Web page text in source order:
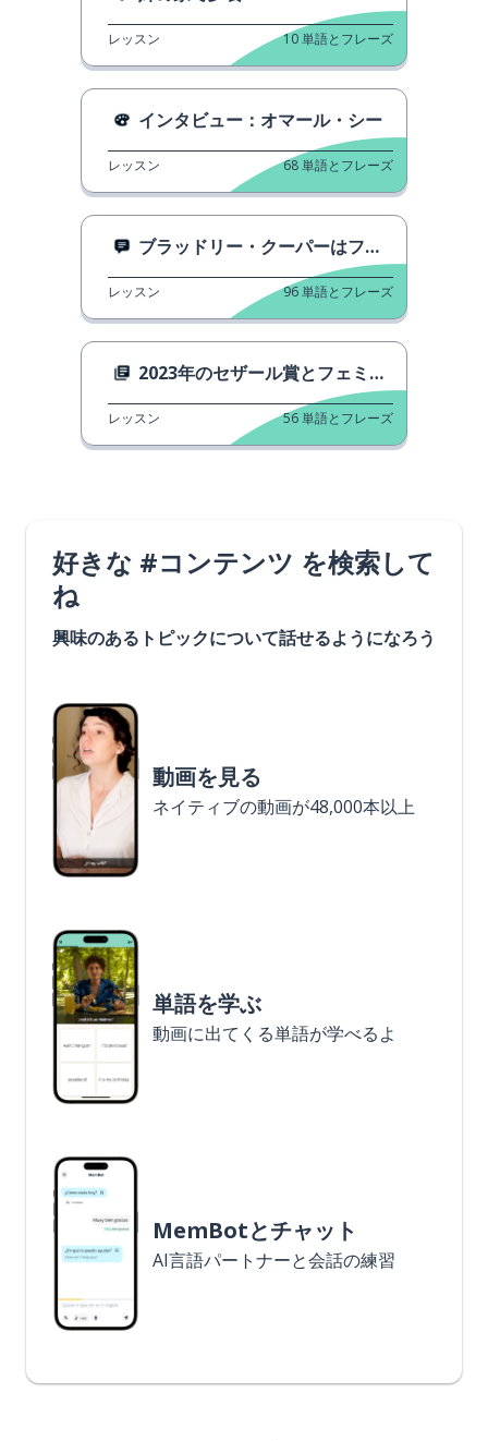
レッスン 10単語とフレーズ
インタビュー：オマール・シー
レッスン 68単語とフレーズ
ブラッドリー・クーパーはフランス語を話します！
レッスン 96単語とフレーズ
2023年のセザール賞とフェミニズム
レッスン 56単語とフレーズ
好きな #コンテンツ を検索して
ね
興味のあるトピックについて話せるようになろう
動画を見る
ネイティブの動画が48,000本以上
単語を学ぶ
動画に出てくる単語が学べるよ
MemBotとチャット
AI言語パートナーと会話の練習